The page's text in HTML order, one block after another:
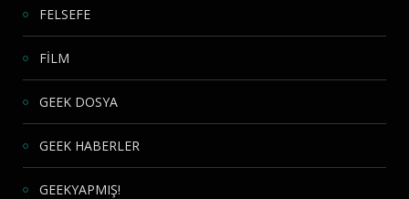
FELSEFE
FİLM
GEEK DOSYA
GEEK HABERLER
GEEKYAPMIŞ!